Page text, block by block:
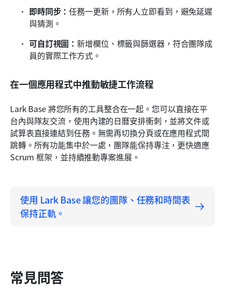
即時同步：任務一更新，所有人立即看到，避免延遲
與猜測。
可自訂視圖：新增欄位、標籤與篩選器，符合團隊成
員的實際工作方式。
在一個應用程式中推動敏捷工作流程
Lark Base 將您所有的工具整合在一起。您可以直接在平
台內與隊友交流，使用內建的日曆安排衝刺，並將文件或
試算表直接連結到任務。無需再切換分頁或在應用程式間
跳轉。所有功能集中於一處，團隊能保持專注，更快適應
Scrum 框架，並持續推動專案進展。
使用 Lark Base 讓您的團隊、任務和時間表
保持正軌。
常見問答